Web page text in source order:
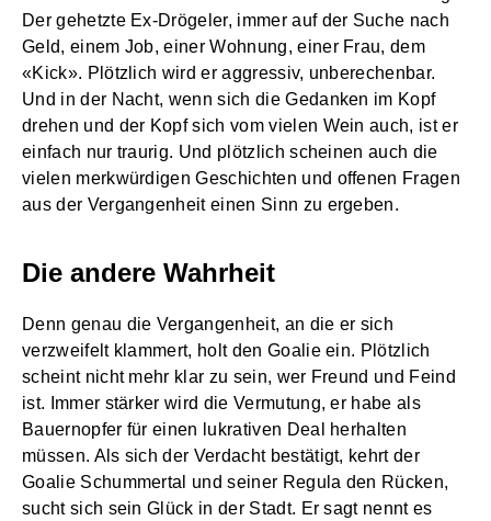
Der gehetzte Ex-Drögeler, immer auf der Suche nach
Geld, einem Job, einer Wohnung, einer Frau, dem
«Kick». Plötzlich wird er aggressiv, unberechenbar.
Und in der Nacht, wenn sich die Gedanken im Kopf
drehen und der Kopf sich vom vielen Wein auch, ist er
einfach nur traurig. Und plötzlich scheinen auch die
vielen merkwürdigen Geschichten und offenen Fragen
aus der Vergangenheit einen Sinn zu ergeben.
Die andere Wahrheit
Denn genau die Vergangenheit, an die er sich
verzweifelt klammert, holt den Goalie ein. Plötzlich
scheint nicht mehr klar zu sein, wer Freund und Feind
ist. Immer stärker wird die Vermutung, er habe als
Bauernopfer für einen lukrativen Deal herhalten
müssen. Als sich der Verdacht bestätigt, kehrt der
Goalie Schummertal und seiner Regula den Rücken,
sucht sich sein Glück in der Stadt. Er sagt nennt es